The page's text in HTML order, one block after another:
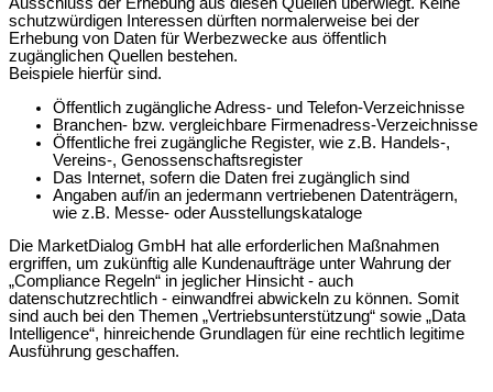
Ausschluss der Erhebung aus diesen Quellen überwiegt. Keine
schutzwürdigen Interessen dürften normalerweise bei der
Erhebung von Daten für Werbezwecke aus öffentlich
zugänglichen Quellen bestehen.
Beispiele hierfür sind.
Öffentlich zugängliche Adress- und Telefon‐Verzeichnisse
Branchen‐ bzw. vergleichbare Firmenadress-Verzeichnisse
Öffentliche frei zugängliche Register, wie z.B. Handels-,
Vereins-, Genossenschaftsregister
Das Internet, sofern die Daten frei zugänglich sind
Angaben auf/in an jedermann vertriebenen Datenträgern,
wie z.B. Messe- oder Ausstellungskataloge
Die MarketDialog GmbH hat alle erforderlichen Maßnahmen
ergriffen, um zukünftig alle Kundenaufträge unter Wahrung der
„Compliance Regeln“ in jeglicher Hinsicht ‐ auch
datenschutzrechtlich ‐ einwandfrei abwickeln zu können. Somit
sind auch bei den Themen „Vertriebsunterstützung“ sowie „Data
Intelligence“, hinreichende Grundlagen für eine rechtlich legitime
Ausführung geschaffen.